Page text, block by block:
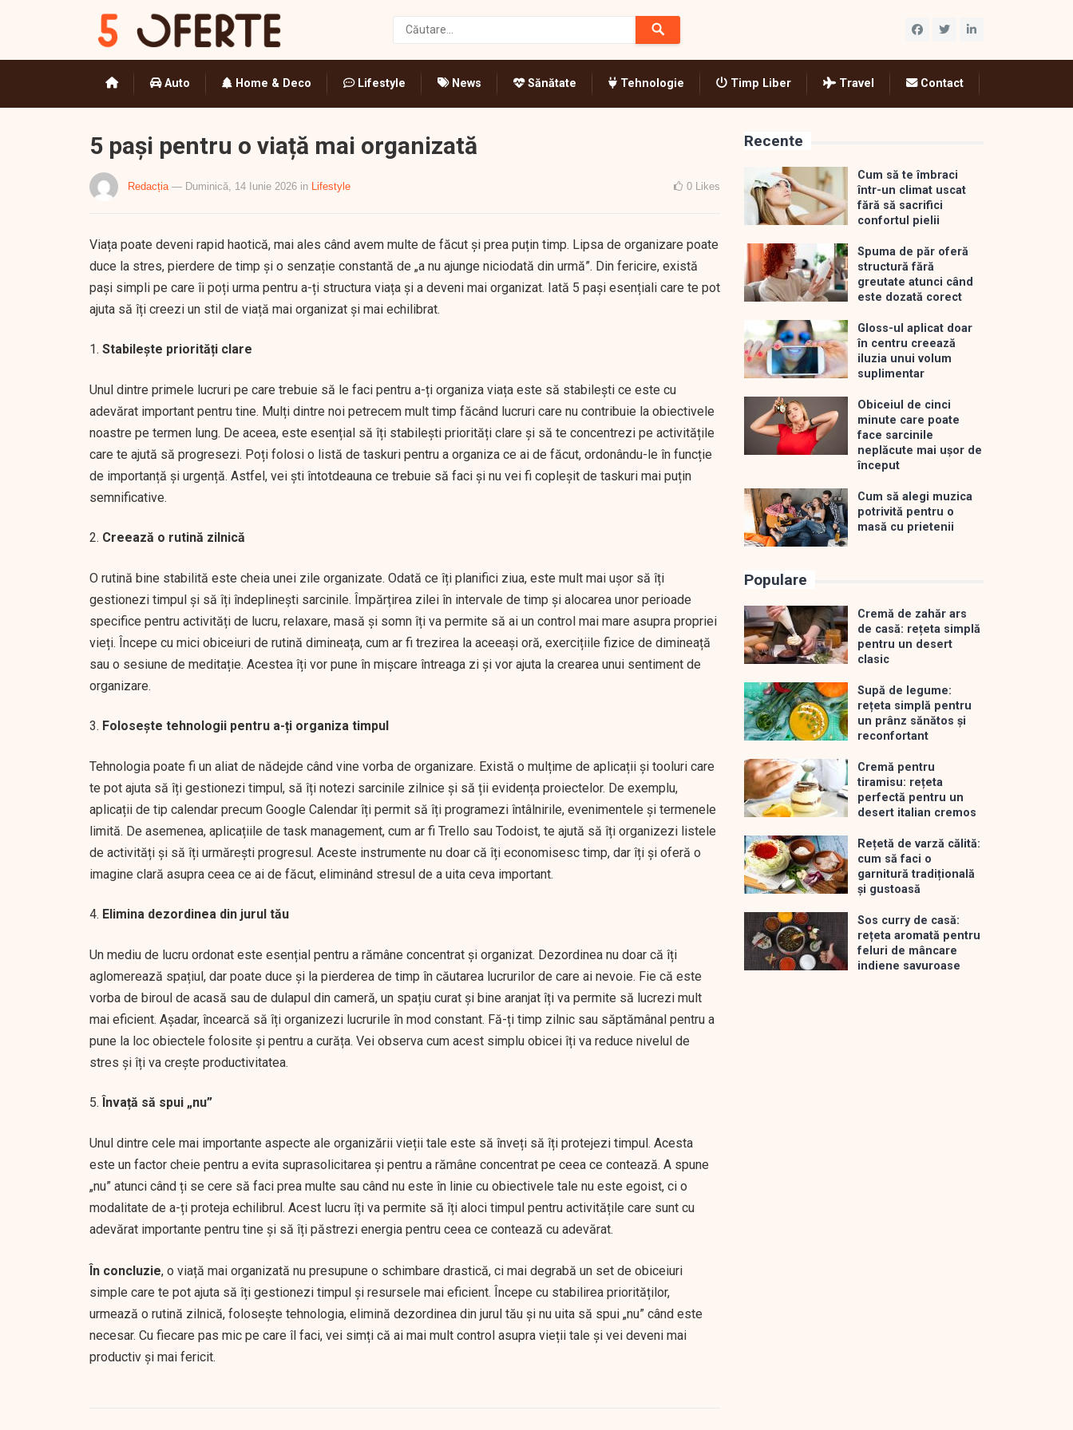
Auto Home & Deco Lifestyle News Sănătate Tehnologie Timp Liber Travel Contact
5 pași pentru o viață mai organizată
Redacția — Duminică, 14 Iunie 2026 in Lifestyle 0 Likes
Viața poate deveni rapid haotică, mai ales când avem multe de făcut și prea puțin timp. Lipsa de organizare poate
duce la stres, pierdere de timp și o senzație constantă de „a nu ajunge niciodată din urmă”. Din fericire, există
pași simpli pe care îi poți urma pentru a-ți structura viața și a deveni mai organizat. Iată 5 pași esențiali care te pot
ajuta să îți creezi un stil de viață mai organizat și mai echilibrat.
Stabilește priorități clare
Unul dintre primele lucruri pe care trebuie să le faci pentru a-ți organiza viața este să stabilești ce este cu
adevărat important pentru tine. Mulți dintre noi petrecem mult timp făcând lucruri care nu contribuie la obiectivele
noastre pe termen lung. De aceea, este esențial să îți stabilești priorități clare și să te concentrezi pe activitățile
care te ajută să progresezi. Poți folosi o listă de taskuri pentru a organiza ce ai de făcut, ordonându-le în funcție
de importanță și urgență. Astfel, vei ști întotdeauna ce trebuie să faci și nu vei fi copleșit de taskuri mai puțin
semnificative.
Creează o rutină zilnică
O rutină bine stabilită este cheia unei zile organizate. Odată ce îți planifici ziua, este mult mai ușor să îți
gestionezi timpul și să îți îndeplinești sarcinile. Împărțirea zilei în intervale de timp și alocarea unor perioade
specifice pentru activități de lucru, relaxare, masă și somn îți va permite să ai un control mai mare asupra propriei
vieți. Începe cu mici obiceiuri de rutină dimineața, cum ar fi trezirea la aceeași oră, exercițiile fizice de dimineață
sau o sesiune de meditație. Acestea îți vor pune în mișcare întreaga zi și vor ajuta la crearea unui sentiment de
organizare.
Folosește tehnologii pentru a-ți organiza timpul
Tehnologia poate fi un aliat de nădejde când vine vorba de organizare. Există o mulțime de aplicații și tooluri care
te pot ajuta să îți gestionezi timpul, să îți notezi sarcinile zilnice și să ții evidența proiectelor. De exemplu,
aplicații de tip calendar precum Google Calendar îți permit să îți programezi întâlnirile, evenimentele și termenele
limită. De asemenea, aplicațiile de task management, cum ar fi Trello sau Todoist, te ajută să îți organizezi listele
de activități și să îți urmărești progresul. Aceste instrumente nu doar că îți economisesc timp, dar îți și oferă o
imagine clară asupra ceea ce ai de făcut, eliminând stresul de a uita ceva important.
Elimina dezordinea din jurul tău
Un mediu de lucru ordonat este esențial pentru a rămâne concentrat și organizat. Dezordinea nu doar că îți
aglomerează spațiul, dar poate duce și la pierderea de timp în căutarea lucrurilor de care ai nevoie. Fie că este
vorba de biroul de acasă sau de dulapul din cameră, un spațiu curat și bine aranjat îți va permite să lucrezi mult
mai eficient. Așadar, încearcă să îți organizezi lucrurile în mod constant. Fă-ți timp zilnic sau săptămânal pentru a
pune la loc obiectele folosite și pentru a curăța. Vei observa cum acest simplu obicei îți va reduce nivelul de
stres și îți va crește productivitatea.
Învață să spui „nu”
Unul dintre cele mai importante aspecte ale organizării vieții tale este să înveți să îți protejezi timpul. Acesta
este un factor cheie pentru a evita suprasolicitarea și pentru a rămâne concentrat pe ceea ce contează. A spune
„nu” atunci când ți se cere să faci prea multe sau când nu este în linie cu obiectivele tale nu este egoist, ci o
modalitate de a-ți proteja echilibrul. Acest lucru îți va permite să îți aloci timpul pentru activitățile care sunt cu
adevărat importante pentru tine și să îți păstrezi energia pentru ceea ce contează cu adevărat.
În concluzie, o viață mai organizată nu presupune o schimbare drastică, ci mai degrabă un set de obiceiuri
simple care te pot ajuta să îți gestionezi timpul și resursele mai eficient. Începe cu stabilirea priorităților,
urmează o rutină zilnică, folosește tehnologia, elimină dezordinea din jurul tău și nu uita să spui „nu” când este
necesar. Cu fiecare pas mic pe care îl faci, vei simți că ai mai mult control asupra vieții tale și vei deveni mai
productiv și mai fericit.
Recente
Cum să te îmbraci
într-un climat uscat
fără să sacrifici
confortul pielii
Spuma de păr oferă
structură fără
greutate atunci când
este dozată corect
Gloss-ul aplicat doar
în centru creează
iluzia unui volum
suplimentar
Obiceiul de cinci
minute care poate
face sarcinile
neplăcute mai ușor de
început
Cum să alegi muzica
potrivită pentru o
masă cu prietenii
Populare
Cremă de zahăr ars
de casă: rețeta simplă
pentru un desert
clasic
Supă de legume:
rețeta simplă pentru
un prânz sănătos și
reconfortant
Cremă pentru
tiramisu: rețeta
perfectă pentru un
desert italian cremos
Rețetă de varză călită:
cum să faci o
garnitură tradițională
și gustoasă
Sos curry de casă:
rețeta aromată pentru
feluri de mâncare
indiene savuroase